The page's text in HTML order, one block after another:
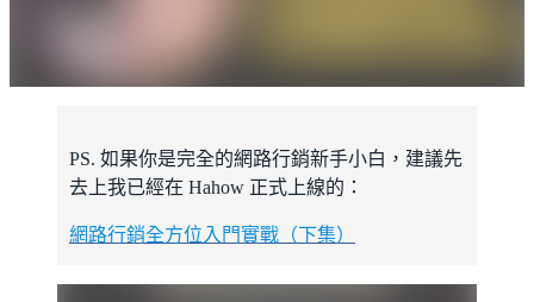
PS. 如果你是完全的網路行銷新手小白，建議先
去上我已經在 Hahow 正式上線的：
網路行銷全方位入門實戰（下集）